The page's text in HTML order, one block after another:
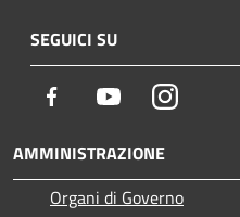
SEGUICI SU
Facebook YoutubeInstagram
AMMINISTRAZIONE
Organi di Governo